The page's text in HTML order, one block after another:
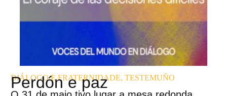
DIÁLOGO E FRATERNIDADE, TESTEMUÑO
Perdón e paz